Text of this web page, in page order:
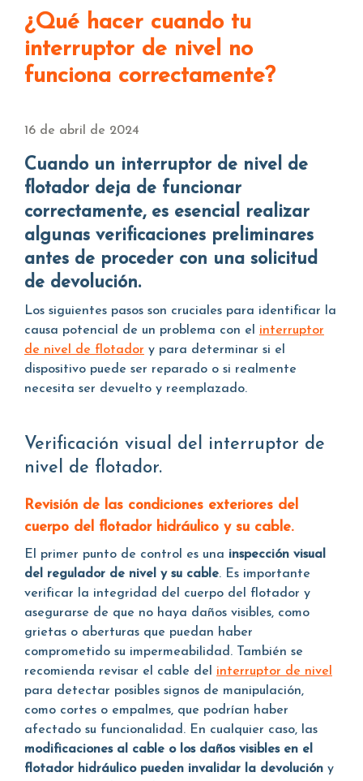
¿Qué hacer cuando tu
interruptor de nivel no
funciona correctamente?
16 de abril de 2024
Cuando un interruptor de nivel de
flotador deja de funcionar
correctamente, es esencial realizar
algunas verificaciones preliminares
antes de proceder con una solicitud
de devolución.
Los siguientes pasos son cruciales para identificar la
causa potencial de un problema con el interruptor
de nivel de flotador y para determinar si el
dispositivo puede ser reparado o si realmente
necesita ser devuelto y reemplazado.
Verificación visual del interruptor de
nivel de flotador.
Revisión de las condiciones exteriores del
cuerpo del flotador hidráulico y su cable.
El primer punto de control es una inspección visual
del regulador de nivel y su cable. Es importante
verificar la integridad del cuerpo del flotador y
asegurarse de que no haya daños visibles, como
grietas o aberturas que puedan haber
comprometido su impermeabilidad. También se
recomienda revisar el cable del interruptor de nivel
para detectar posibles signos de manipulación,
como cortes o empalmes, que podrían haber
afectado su funcionalidad. En cualquier caso, las
modificaciones al cable o los daños visibles en el
flotador hidráulico pueden invalidar la devolución y